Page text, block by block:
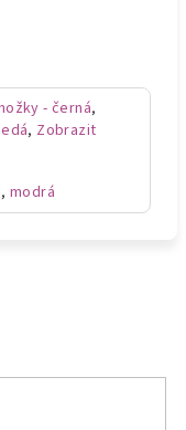
- černá,
, Zobrazit
,modrá